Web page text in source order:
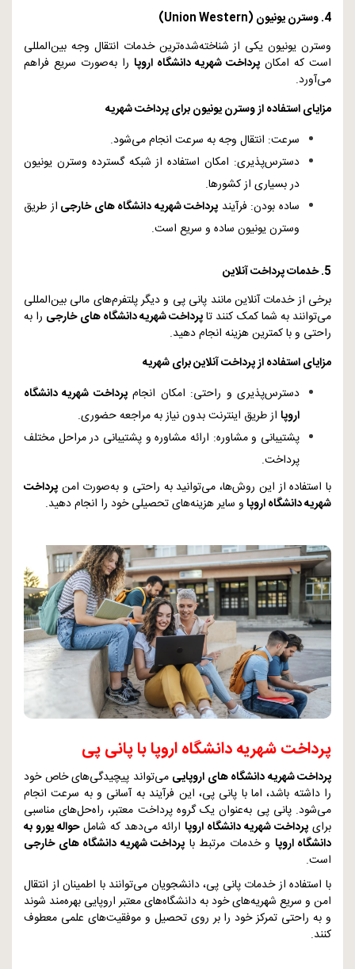
4. وسترن یونیون ( Western
Union
)
وسترن یونیون یکی از شناخته‌شده‌ترین خدمات انتقال وجه بین‌المللی
است که امکان پرداخت شهریه دانشگاه اروپا را به‌صورت سریع فراهم
می‌آورد.
مزایای استفاده از وسترن یونیون برای پرداخت شهریه
سرعت: انتقال وجه به سرعت انجام می‌شود.
دسترس‌پذیری: امکان استفاده از شبکه گسترده وسترن یونیون
در بسیاری از کشورها.
ساده بودن: فرآیند پرداخت شهریه دانشگاه های خارجی از طریق
وسترن یونیون ساده و سریع است.
5. خدمات پرداخت آنلاین
برخی از خدمات آنلاین مانند پانی پی و دیگر پلتفرم‌های مالی بین‌المللی
می‌توانند به شما کمک کنند تاپرداخت شهریه دانشگاه‌ های خارجی را به
راحتی و با کمترین هزینه انجام دهید.
مزایای استفاده از پرداخت آنلاین برای شهریه
دسترس‌پذیری و راحتی: امکان انجامپرداخت‌ شهریه دانشگاه
اروپا از طریق اینترنت بدون نیاز به مراجعه حضوری.
پشتیبانی و مشاوره: ارائه مشاوره و پشتیبانی در مراحل مختلف
پرداخت.
با استفاده از این روش‌ها، می‌توانید به راحتی و به‌صورت امن پرداخت
شهریه دانشگاه اروپاو سایر هزینه‌های تحصیلی خود را انجام دهید.
پرداخت شهریه دانشگاه اروپا با پانی پی
پرداخت شهریه دانشگاه ‌های‌ اروپایی می‌تواند پیچیدگی‌های خاص خود
را داشته باشد، اما با پانی پی، این فرآیند به آسانی و به سرعت انجام
می‌شود. پانی پی به‌عنوان یک گروه پرداخت معتبر، راه‌حل‌های مناسبی
برای پرداخت شهریه دانشگاه اروپا ارائه می‌دهد که شاملحواله یورو به
دانشگاه اروپا و خدمات مرتبط با پرداخت شهریه دانشگاه‌ های خارجی
است.
با استفاده از خدمات پانی پی، دانشجویان می‌توانند با اطمینان از انتقال
امن و سریع شهریه‌های خود به دانشگاه‌های معتبر اروپایی بهره‌مند شوند
و به راحتی تمرکز خود را بر روی تحصیل و موفقیت‌های علمی معطوف
کنند.